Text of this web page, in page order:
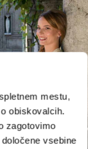
mestu,
obiskovalcih.
zagotovimo
vsebine